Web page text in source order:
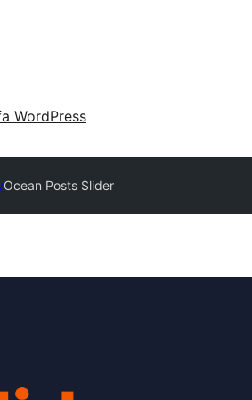
WordPress
Ocean Posts Slider